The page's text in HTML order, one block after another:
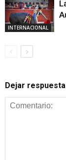
INTERNACIONAL
Dejar respuesta